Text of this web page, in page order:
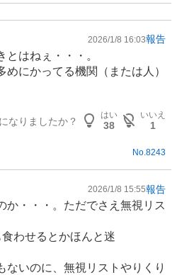
2026/1/8 16:03報告
とはねぇ・・・。
めにかってる機関（または人）
なりましたか？
はい
38
いいえ
1
No.8243
2026/1/8 15:55報告
か・・・。ただでさえ無視リス
わせるとかほんと迷
ないのに、無視リストやりくり